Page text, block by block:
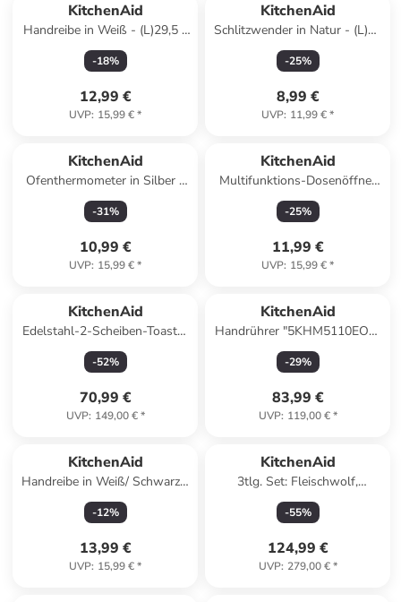
KitchenAid
Handreibe in Weiß - (L)29,5 x
(B)5 cm
-18%
12,99 €
UVP: 15,99 €*
KitchenAid
Schlitzwender in Natur - (L)32
cm
-25%
8,99 €
UVP: 11,99 €*
KitchenAid
Ofenthermometer in Silber -
Ø 7,5 cm
-31%
10,99 €
UVP: 15,99 €*
KitchenAid
Multifunktions-Dosenöffner
"Classic" in Weiß - (L)22 cm
-25%
11,99 €
UVP: 15,99 €*
KitchenAid
Edelstahl-2-Scheiben-Toaster
"5KMT221"
-52%
70,99 €
UVP: 149,00 €*
KitchenAid
Handrührer "5KHM5110EOB"
in Schwarz
-29%
83,99 €
UVP: 119,00 €*
KitchenAid
Handreibe in Weiß/ Schwarz -
(L)30,5 x (B)7,5 cm
-12%
13,99 €
UVP: 15,99 €*
KitchenAid
3tlg. Set: Fleischwolf,
Pürieraufsatz und
Gemüseschneider
-55%
124,99 €
UVP: 279,00 €*